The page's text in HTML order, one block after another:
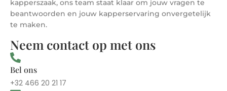
kapperszaak, ons team staat klaar om jouw vragen te
beantwoorden en jouw kapperservaring onvergetelijk
te maken.
Neem contact op met ons
Bel ons
+32 466 20 21 17